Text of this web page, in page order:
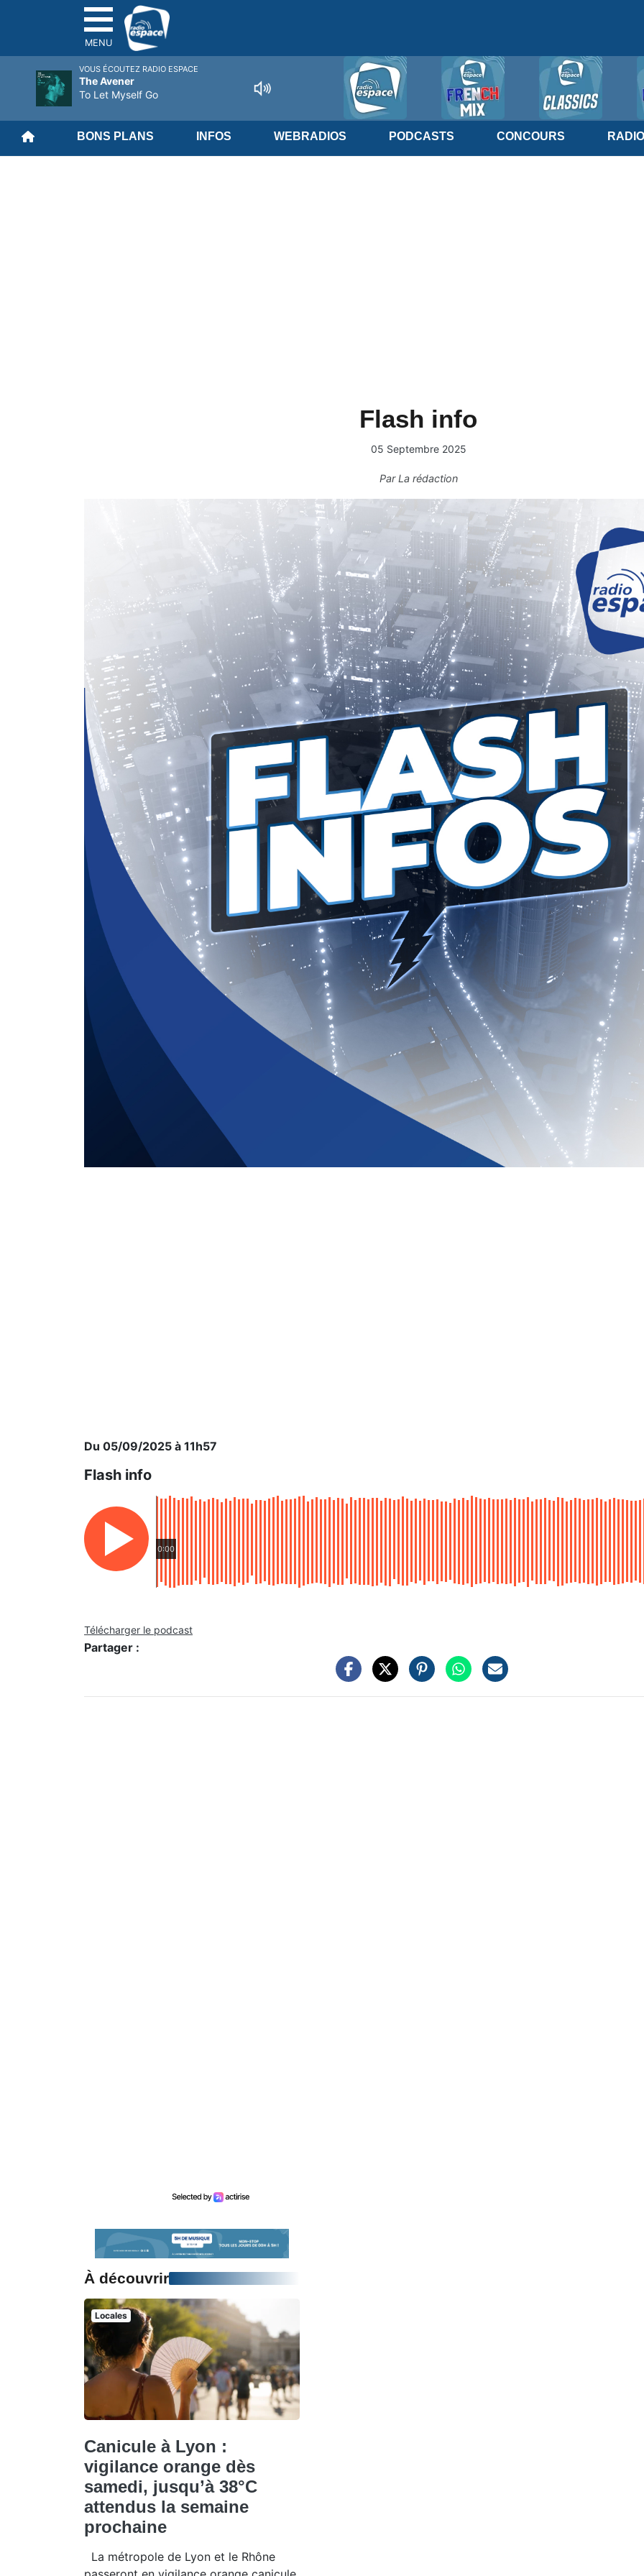
MENU
BONS PLANS INFOS WEBRADIOS PODCASTS CONCOURS RADIO
Flash info
05 Septembre 2025
ParLa rédaction
Du 05/09/2025 à 11h57
Flash info
0:00
Télécharger le podcast
Partager :
À découvrir
Locales
Canicule à Lyon :
vigilance orange dès
samedi, jusqu’à 38°C
attendus la semaine
prochaine
La métropole de Lyon et le Rhône
VOUS ÉCOUTEZ RADIO ESPACE
The Avener
To Let Myself Go